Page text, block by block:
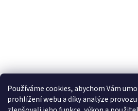
Používáme cookies, abychom Vám
prohlížení webu a díky analýze